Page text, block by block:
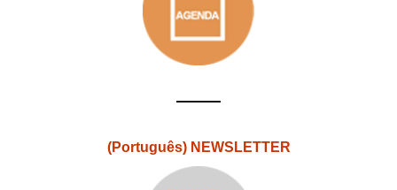
(Português) NEWSLETTER